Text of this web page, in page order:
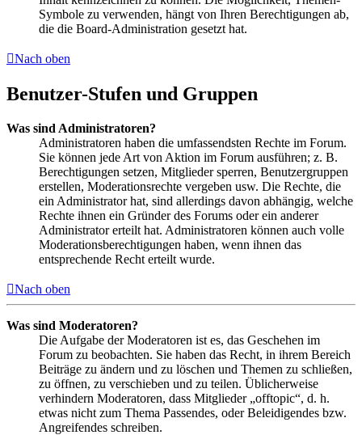
Symbole zu verwenden, hängt von Ihren Berechtigungen ab,
die die Board-Administration gesetzt hat.
Nach oben
Benutzer-Stufen und Gruppen
Was sind Administratoren?
Administratoren haben die umfassendsten Rechte im Forum.
Sie können jede Art von Aktion im Forum ausführen; z. B.
Berechtigungen setzen, Mitglieder sperren, Benutzergruppen
erstellen, Moderationsrechte vergeben usw. Die Rechte, die
ein Administrator hat, sind allerdings davon abhängig, welche
Rechte ihnen ein Gründer des Forums oder ein anderer
Administrator erteilt hat. Administratoren können auch volle
Moderationsberechtigungen haben, wenn ihnen das
entsprechende Recht erteilt wurde.
Nach oben
Was sind Moderatoren?
Die Aufgabe der Moderatoren ist es, das Geschehen im
Forum zu beobachten. Sie haben das Recht, in ihrem Bereich
Beiträge zu ändern und zu löschen und Themen zu schließen,
zu öffnen, zu verschieben und zu teilen. Üblicherweise
verhindern Moderatoren, dass Mitglieder „offtopic“, d. h.
etwas nicht zum Thema Passendes, oder Beleidigendes bzw.
Angreifendes schreiben.